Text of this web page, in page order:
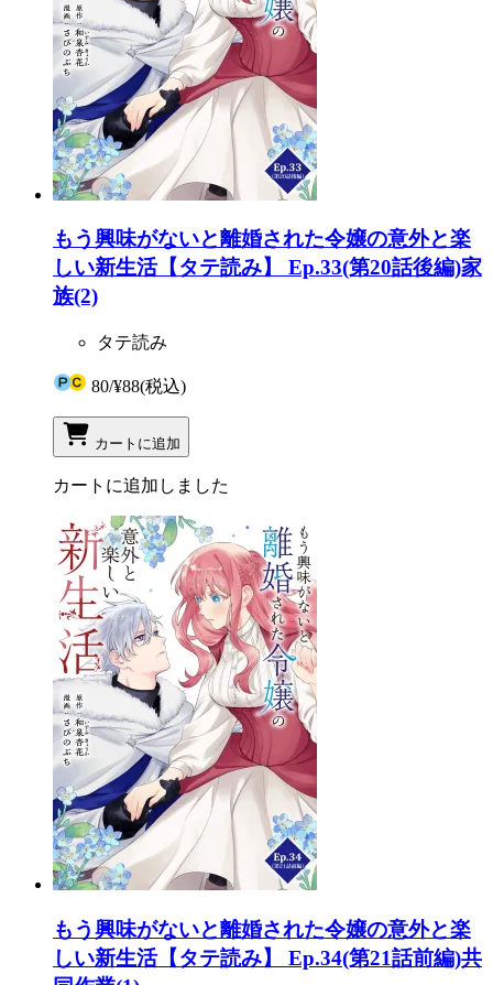
もう興味がないと離婚された令嬢の意外と楽
しい新生活【タテ読み】 Ep.33(第20話後編)家
族(2)
タテ読み
80/¥88(税込)
カートに追加
カートに追加しました
もう興味がないと離婚された令嬢の意外と楽
しい新生活【タテ読み】 Ep.34(第21話前編)共